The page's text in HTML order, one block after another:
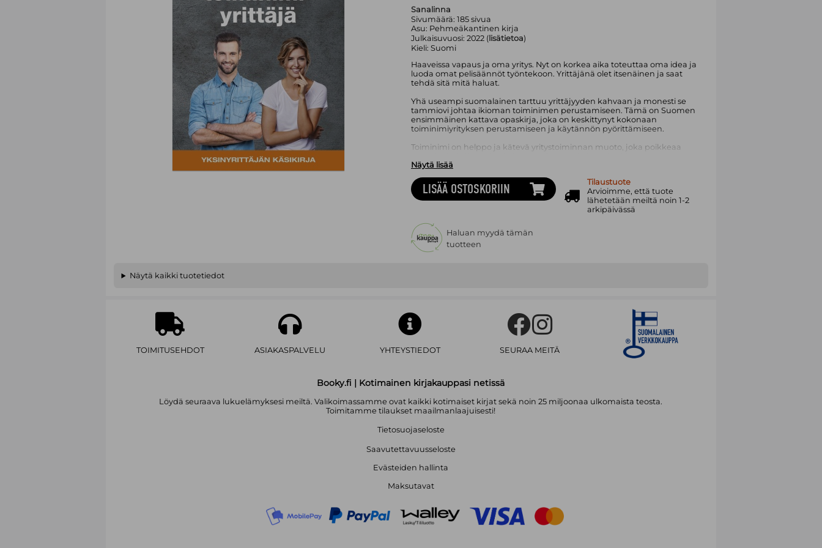
Sanalinna
Sivumäärä: 185sivua
Asu: Pehmeäkantinen kirja
Julkaisuvuosi: 2022 (lisätietoa)
Kieli: Suomi
Haaveissa vapaus ja oma yritys. Nyt on korkea aika toteuttaa oma idea ja
luoda omat pelisäännöt työntekoon. Yrittäjänä olet itsenäinen ja saat
tehdä sitä mitä haluat.
Yhä useampi suomalainen tarttuu yrittäjyyden kahvaan ja monesti se
tammiovi johtaa ikioman toiminimen perustamiseen. Tämä on Suomen
ensimmäinen kattava opaskirja, joka on keskittynyt kokonaan
toiminimiyrityksen perustamiseen ja käytännön pyörittämiseen.
Toiminimi on helppo ja kätevä yritystoiminnan muoto, joka poikkeaa
toiminimen erikoispiirteitä ja tarjoaa monia vinkkejä yrittäjän arkeen.
näihin kysymyksiin tietokirja vastaa.
Kirja sopii uudelle yrittäjälle ja myös kokeneelle tekijälle, joka kaipaa
raikkaita virikkeitä yritystoiminnan kehittämiseen. Kansien välissä
starttirahaa, kirjanpitoa, verovähennyksiä, tuotteistamista, hinnoittelua,
Google-mainontaa, yksityisottoja ja hyvinvointia. Mukana paljon
käytännön esimerkkejä.
Kirjan kirjoittaja on itsekin toiminimiyrittäjä, toimittaja Pauli Komsi. Hän
julkaisi syksyllä 2021 osakesäästämistä käsittelevän tietokirjan.
Näytä lisää
LISÄÄ OSTOSKORIIN
Tilaustuote
Arvioimme, että tuote
lähetetään meiltä noin 1-2
arkipäivässä
Haluan myydä tämän
tuotteen
Näytä kaikki tuotetiedot
TOIMITUSEHDOT ASIAKASPALVELU YHTEYSTIEDOT SEURAA MEITÄ
Booky.fi | Kotimainen kirjakauppasi netissä
Löydä seuraava lukuelämyksesi meiltä. Valikoimassamme ovat kaikki kotimaiset kirjat sekä noin 25 miljoonaa ulkomaista teosta.
Toimitamme tilaukset maailmanlaajuisesti!
Tietosuojaseloste
Saavutettavuusseloste
Evästeiden hallinta
Maksutavat